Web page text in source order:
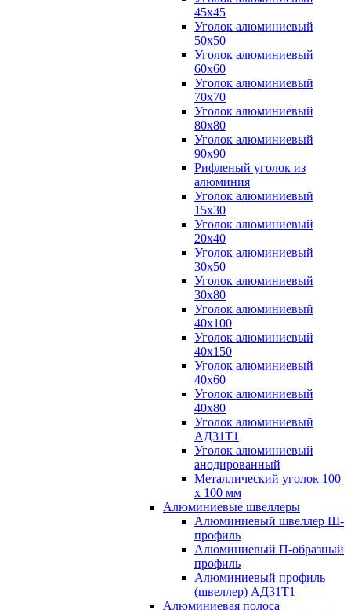
45х45
Уголок алюминиевый
50х50
Уголок алюминиевый
60х60
Уголок алюминиевый
70х70
Уголок алюминиевый
80х80
Уголок алюминиевый
90х90
Рифленый уголок из
алюминия
Уголок алюминиевый
15х30
Уголок алюминиевый
20х40
Уголок алюминиевый
30х50
Уголок алюминиевый
30х80
Уголок алюминиевый
40х100
Уголок алюминиевый
40х150
Уголок алюминиевый
40х60
Уголок алюминиевый
40х80
Уголок алюминиевый
АД31Т1
Уголок алюминиевый
анодированный
Металлический уголок 100
х 100 мм
Алюминиевые швеллеры
Алюминиевый швеллер Ш-
профиль
Алюминиевый П-образный
профиль
Алюминиевый профиль
(швеллер) АД31Т1
Алюминиевая полоса